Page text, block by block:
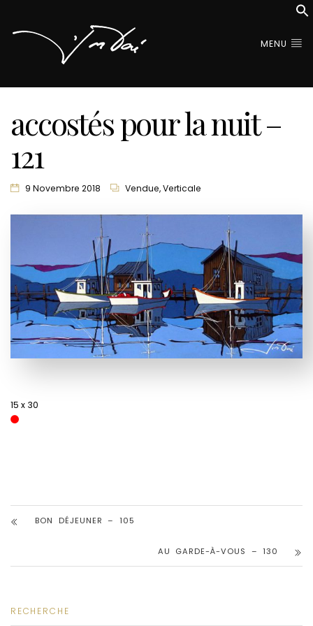
MENU
accostés pour la nuit –
121
9 Novembre 2018 Vendue,Verticale
15 x 30
BON DÉJEUNER – 105
AU GARDE-À-VOUS – 130
RECHERCHE